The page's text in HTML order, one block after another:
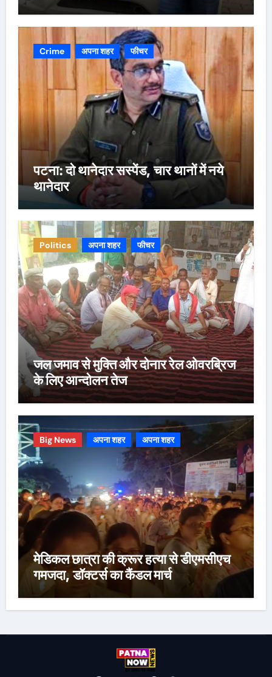
Crime अपना शहर फीचर
पटना: दो थानेदार सस्पेंड, चार थानों में नये
थानेदार
Politics अपना शहर फीचर
जल जमाव से मुक्ति और दोनार रेल ओवरब्रिज
के लिए आन्दोलन तेज
Big News अपना शहर अपना शहर
मेडिकल छात्रा की क्रूर हत्या से डीएमसीएच
गमजदा, डॉक्टर्स का कैंडल मार्च